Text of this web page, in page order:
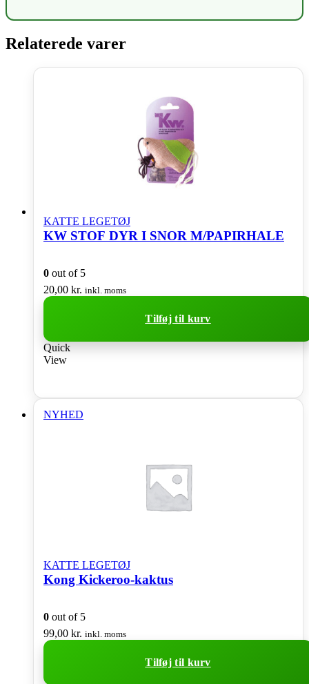
Relaterede varer
KATTE LEGETØJ
KW STOF DYR I SNOR M/PAPIRHALE
0 out of 5
20,00 kr. inkl. moms
Tilføj til kurv
Quick
View
NYHED
KATTE LEGETØJ
Kong Kickeroo-kaktus
0 out of 5
99,00 kr. inkl. moms
Tilføj til kurv